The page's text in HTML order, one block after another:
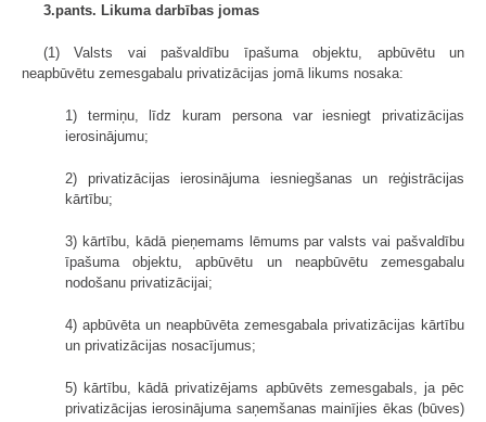
3.pants. Likuma darbības jomas
(1) Valsts vai pašvaldību īpašuma objektu, apbūvētu un
neapbūvētu zemesgabalu privatizācijas jomā likums nosaka:
1) termiņu, līdz kuram persona var iesniegt privatizācijas
ierosinājumu;
2) privatizācijas ierosinājuma iesniegšanas un reģistrācijas
kārtību;
3) kārtību, kādā pieņemams lēmums par valsts vai pašvaldību
īpašuma objektu, apbūvētu un neapbūvētu zemesgabalu
nodošanu privatizācijai;
4) apbūvēta un neapbūvēta zemesgabala privatizācijas kārtību
un privatizācijas nosacījumus;
5) kārtību, kādā privatizējams apbūvēts zemesgabals, ja pēc
privatizācijas ierosinājuma saņemšanas mainījies ēkas (būves)